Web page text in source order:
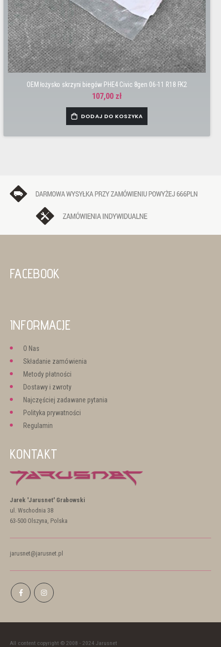
OEM łożysko skrzyni biegów PHE4 Civic 8gen 06-11 R18 FK2
107,00 zł
DODAJ DO KOSZYKA
FACEBOOK
INFORMACJE
O Nas
Składanie zamówienia
Metody płatności
Dostawy i zwroty
Najczęściej zadawane pytania
Polityka prywatności
Regulamin
KONTAKT
Jarek 'Jarusnet' Grabowski
ul. Wschodnia 38
63-500 Olszyna, Polska
jarusnet@jarusnet.pl
All content copyright © 2008 - 2024 Jarusnet